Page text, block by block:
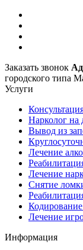
Заказать звонок
городского типа
Услуги
Нарколог на
Вывод из
Лечение
Лечение
Снятие
Лечение
Информация